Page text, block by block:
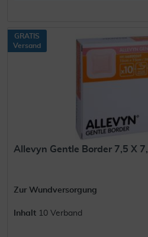
GRATIS
Versand
Allevyn Gentle Border 7,5 X
Zur Wundversorgung
Inhalt 10 Verband